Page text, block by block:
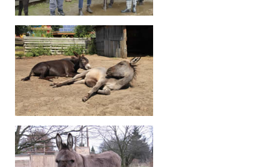
Hühner
GARTEN, KOCHEN, HANDWERK
Garten
Kochen
Käse
Wolle
Altes Handwerk